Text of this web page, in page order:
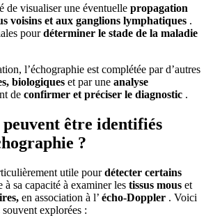
de visualiser une éventuelle propagation
voisins et aux ganglions lymphatiques .
pourdéterminer le stade de la maladie
l’échographie est complétée par d’autres
biologiques et par une analyse
de confirmer et préciser le diagnostic .
peuvent être identifiés
?
utile pourdétecter certains
à sa capacité à examiner les tissus mous et
en association à l’ écho-Doppler . Voici
explorées :